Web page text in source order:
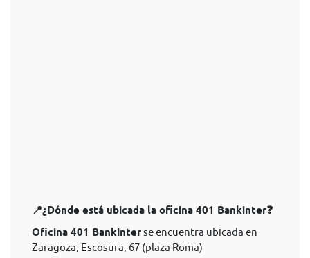
📍¿Dónde está ubicada la oficina 401 Bankinter❓
Oficina 401 Bankinterse encuentra ubicada en
Zaragoza, Escosura, 67 (plaza Roma)